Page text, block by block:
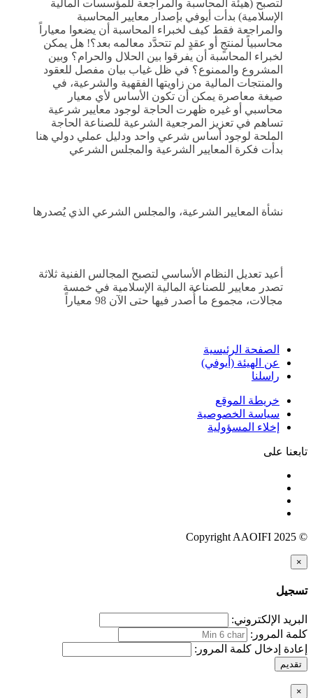
لتصبح (هيئة المحاسبة والمراجعة للمؤسسات المالية
الإسلامية) بدأت أيوفي بإصدار معايير المحاسبة
والمراجعة فقط كيف لخبراء المحاسبة أن يضعوا معياراً
محاسبياً لمنتجٍ أو عقدٍ لم تتحدَّد معالمه بعد؟! هل يمكن
لخبراء المحاسبة أن يفرقوا بين الحلال والحرام؟ وبين
المشروع والممنوع؟ في ظل غياب بيان مفصل للعقود
والمنتجات المالية من زاويتها الفقهية والشرعية، في
صيغة معاصرة يمكن أن تكون الأساس لأي معيار
محاسبي أو غيره ظهرت الحاجة لوجود معايير شرعية
تساهم في تعزيز المرجعية الشرعية للصناعة الحاجة
الملحة لوجود أساس شرعي واحد ودليل عملي دولي هنا
بدأت فكرة المعايير الشرعية والمجلس الشرعي
نشأة المعايير الشرعية، والمجلس الشرعي الذي يُصدرها
أعيد تعديل النظام الأساسي لتصبح المجالس الفنية ثلاثة
تصدر معايير للصناعة المالية الإسلامية في خمسة
مجالات، مجموع ما أُصدر فيها حتى الآن 98 معياراً
الصفحة الرئيسية
عن الهيئة (أيوفي)
راسلنا
خريطة الموقع
سياسة الخصوصية
إخلاء المسؤولية
تابعنا على
© Copyright AAOIFI 2025
×
تسجيل
البريد الإلكتروني:
كلمة المرور:
إعادة إدخال كلمة المرور:
تقديم
×